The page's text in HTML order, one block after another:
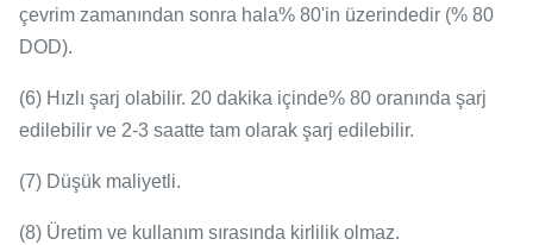
çevrim zamanından sonra hala% 80'in üzerindedir (% 80
DOD).
(6) Hızlı şarj olabilir. 20 dakika içinde% 80 oranında şarj
edilebilir ve 2-3 saatte tam olarak şarj edilebilir.
(7) Düşük maliyetli.
(8) Üretim ve kullanım sırasında kirlilik olmaz.